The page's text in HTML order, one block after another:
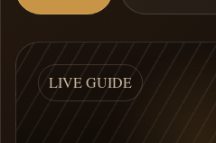
LIVE GUIDE